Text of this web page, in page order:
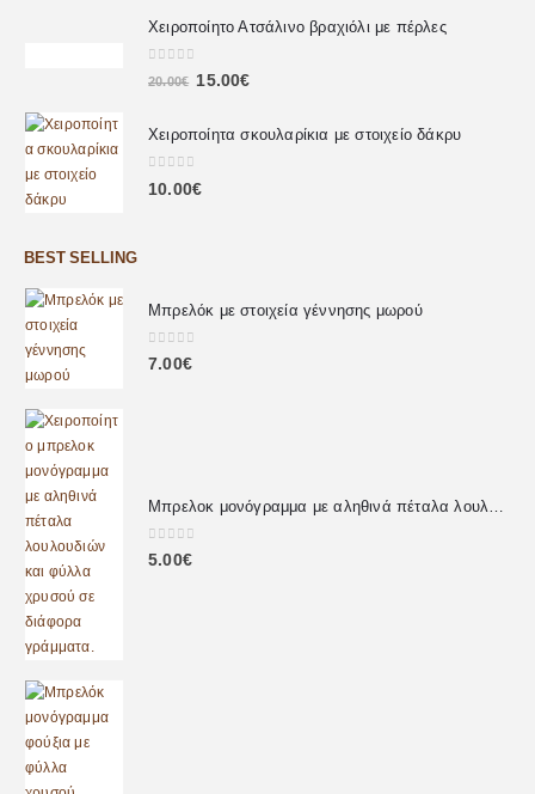
Χειροποίητο Ατσάλινο βραχιόλι με πέρλες
0out of 5
20.00€ 15.00€
Χειροποίητα σκουλαρίκια με στοιχείο δάκρυ
0 out of 5
10.00€
BEST SELLING
Μπρελόκ με στοιχεία γέννησης μωρού
0out of 5
7.00€
0 out of 5
5.00€